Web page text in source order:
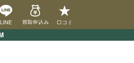
LINE 買取申込み 口コミ